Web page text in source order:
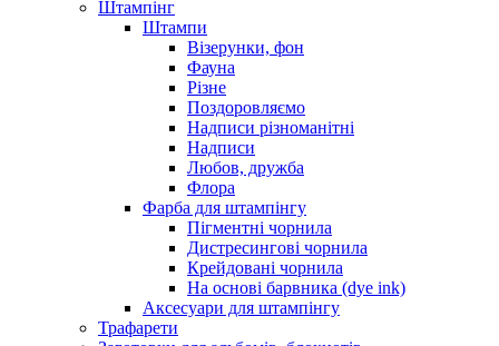
Штампінг
Штампи
Візерунки, фон
Фауна
Різне
Поздоровляємо
Надписи різноманітні
Надписи
Любов, дружба
Флора
Фарба для штампінгу
Пігментні чорнила
Дистресингові чорнила
Крейдовані чорнила
На основі барвника (dye ink)
Аксесуари для штампінгу
Трафарети